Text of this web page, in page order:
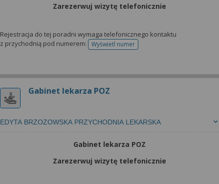
Zarezerwuj wizytę telefonicznie
Rejestracja do tej poradni wymaga telefonicznego kontaktu
z przychodnią pod numerem:
Wyświetl numertelefonu do rejestracji
Gabinet lekarza POZ
EDYTA BRZOZOWSKA PRZYCHODNIA LEKARSKA
Gabinet lekarza POZ
Zarezerwuj wizytę telefonicznie